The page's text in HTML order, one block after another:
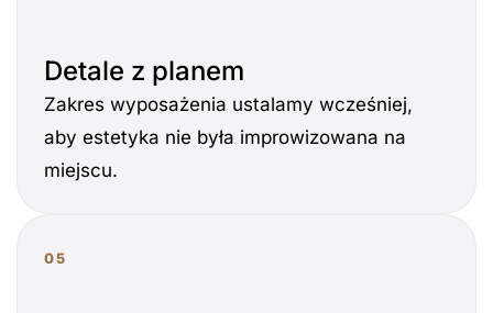
Detale z planem
Zakres wyposażenia ustalamy wcześniej,
aby estetyka nie była improwizowana na
miejscu.
05